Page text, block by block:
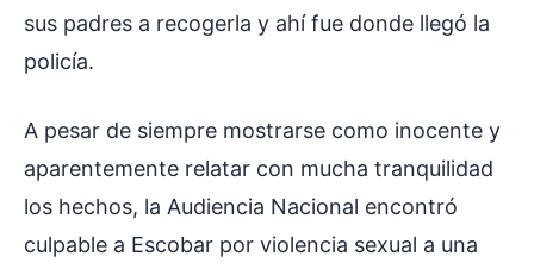
sus padres a recogerla y ahí fue donde llegó la
policía.
A pesar de siempre mostrarse como inocente y
aparentemente relatar con mucha tranquilidad
los hechos, la Audiencia Nacional encontró
culpable a Escobar por violencia sexual a una